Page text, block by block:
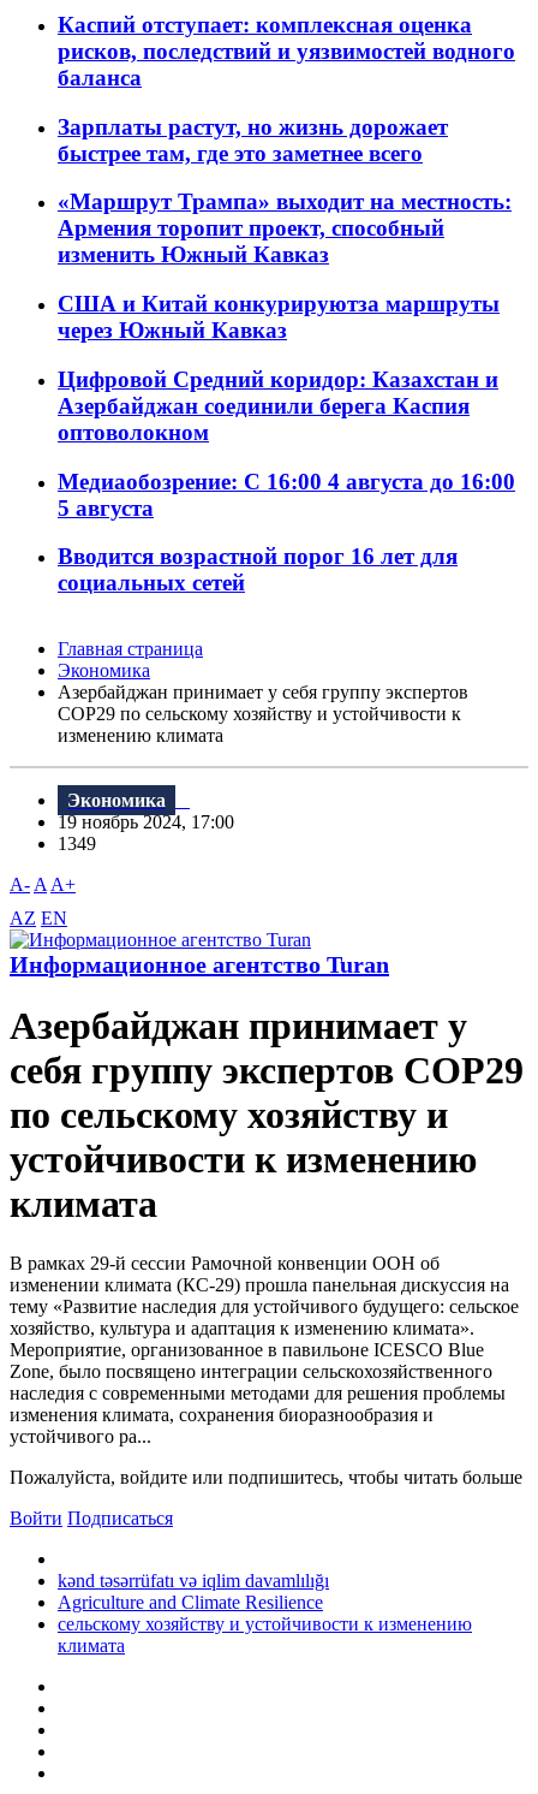
Каспий отступает: комплексная оценка
рисков, последствий и уязвимостей водного
баланса
Зарплаты растут, но жизнь дорожает
быстрее там, где это заметнее всего
«Маршрут Трампа» выходит на местность:
Армения торопит проект, способный
изменить Южный Кавказ
США и Китай конкурируютза маршруты
через Южный Кавказ
Цифровой Средний коридор: Казахстан и
Азербайджан соединили берега Каспия
оптоволокном
Медиаобозрение: С 16:00 4 августа до 16:00
5 августа
Вводится возрастной порог 16 лет для
социальных сетей
Главная страница
Экономика
Азербайджан принимает у себя группу экспертов
COP29 по сельскому хозяйству и устойчивости к
изменению климата
Экономика
19 ноябрь 2024, 17:00
1349
A- A A+
AZ EN
Информационное агентство Turan
Азербайджан принимает у
себя группу экспертов COP29
по сельскому хозяйству и
устойчивости к изменению
климата
В рамках 29-й сессии Рамочной конвенции ООН об
изменении климата (КС-29) прошла панельная дискуссия на
тему «Развитие наследия для устойчивого будущего: сельское
хозяйство, культура и адаптация к изменению климата».
Мероприятие, организованное в павильоне ICESCO Blue
Zone, было посвящено интеграции сельскохозяйственного
наследия с современными методами для решения проблемы
изменения климата, сохранения биоразнообразия и
устойчивого ра...
Пожалуйста, войдите или подпишитесь, чтобы читать больше
Войти Подписаться
kənd təsərrüfatı və iqlim davamlılığı
Agriculture and Climate Resilience
сельскому хозяйству и устойчивости к изменению
климата